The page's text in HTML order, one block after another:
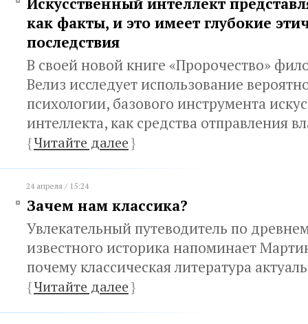
как факты, и это имеет глубокие
последствия
В своей новой книге «Пророчество»
Велиз исследует использование
психологии, базового инструмента
интеллекта, как средства отправления
{Читайте далее}
24 апреля / 15:24
Зачем нам классика?
Увлекательный путеводитель по
известного историка напоминает
почему классическая литература
{Читайте далее}